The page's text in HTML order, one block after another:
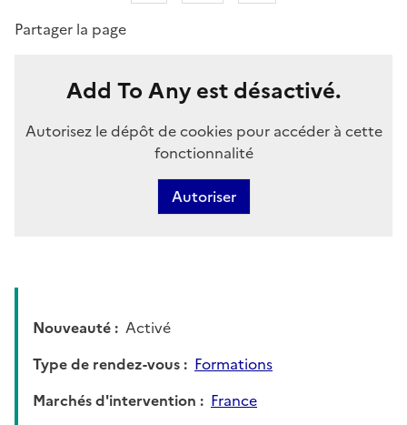
Partager la page
Add To Any est désactivé.
Autorisez le dépôt de cookies pour accéder à cette
fonctionnalité
Autoriser
Nouveauté
Activé
Type de rendez-vous
Formations
Marchés d'intervention
France